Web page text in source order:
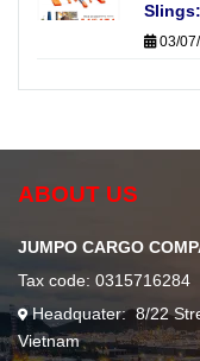
During
Slings:
03/
ABOUT US
JUMPO CARGO
Tax code: 0315716284
Headquater: 8/22
Vietnam